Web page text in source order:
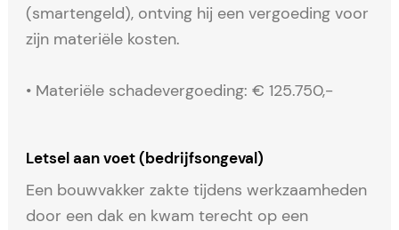
(smartengeld), ontving hij een vergoeding voor
zijn materiële kosten.
• Materiële schadevergoeding: € 125.750,-
Letsel aan voet (bedrijfsongeval)
Een bouwvakker zakte tijdens werkzaamheden
door een dak en kwam terecht op een